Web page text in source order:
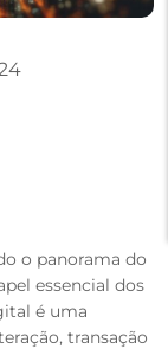
o panorama do
essencial dos
é uma
transação